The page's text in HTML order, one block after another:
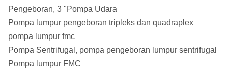
Pengeboran, 3 "Pompa Udara
Pompa lumpur pengeboran tripleks dan quadraplex
pompa lumpur fmc
Pompa Sentrifugal, pompa pengeboran lumpur sentrifugal
Pompa lumpur FMC